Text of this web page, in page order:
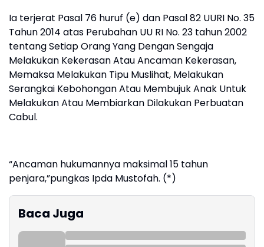
Ia terjerat Pasal 76 huruf (e) dan Pasal 82 UURI No. 35
Tahun 2014 atas Perubahan UU RI No. 23 tahun 2002
tentang Setiap Orang Yang Dengan Sengaja
Melakukan Kekerasan Atau Ancaman Kekerasan,
Memaksa Melakukan Tipu Muslihat, Melakukan
Serangkai Kebohongan Atau Membujuk Anak Untuk
Melakukan Atau Membiarkan Dilakukan Perbuatan
Cabul.
“Ancaman hukumannya maksimal 15 tahun
penjara,”pungkas Ipda Mustofah. (*)
Baca Juga